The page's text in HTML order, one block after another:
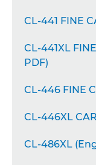
CL-441 FINE
CL-441XL
PDF)
CL-446 FINE
CL-446XL
CL-486XL